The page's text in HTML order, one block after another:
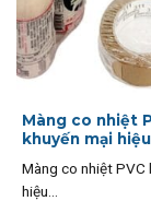
Màng co nhiệt
khuyến mại
Màng co nhiệt PVC
hiệu...